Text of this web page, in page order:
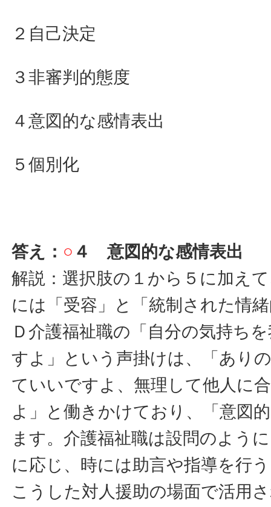
２自己決定
３非審判的態度
４意図的な感情表出
５個別化
答え： ○ ４ 意図的な感情表出
解説：選択肢の１から５に加え
には「受容」と「統制された情
Ｄ介護福祉職の「自分の気持ち
すよ」という声掛けは、「あり
ていいですよ、無理して他人に
よ」と働きかけており、「意図
ます。介護福祉職は設問のよう
に応じ、時には助言や指導を行
こうした対人援助の場面で活用